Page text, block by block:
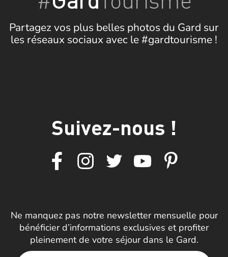
Partagez vos plus belles photos du Gard sur
les réseaux sociaux avec le #gardtourisme !
Suivez-nous !
Ne manquez pas notre newsletter mensuelle pour
bénéficier d’informations exclusives et profiter
pleinement de votre séjour dans le Gard.